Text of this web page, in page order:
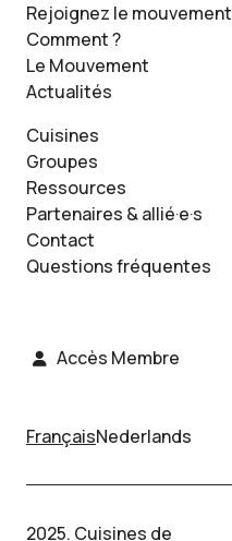
Rejoignez le mouvement
Comment ?
Le Mouvement
Actualités
Cuisines
Groupes
Ressources
Partenaires & allié·e·s
Contact
Questions fréquentes
Accès Membre
FrançaisNederlands
2025. Cuisines de